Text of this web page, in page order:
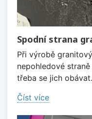
Spodní strana
Při výrobě
nepohledové
třeba se jich obávat.
Číst více